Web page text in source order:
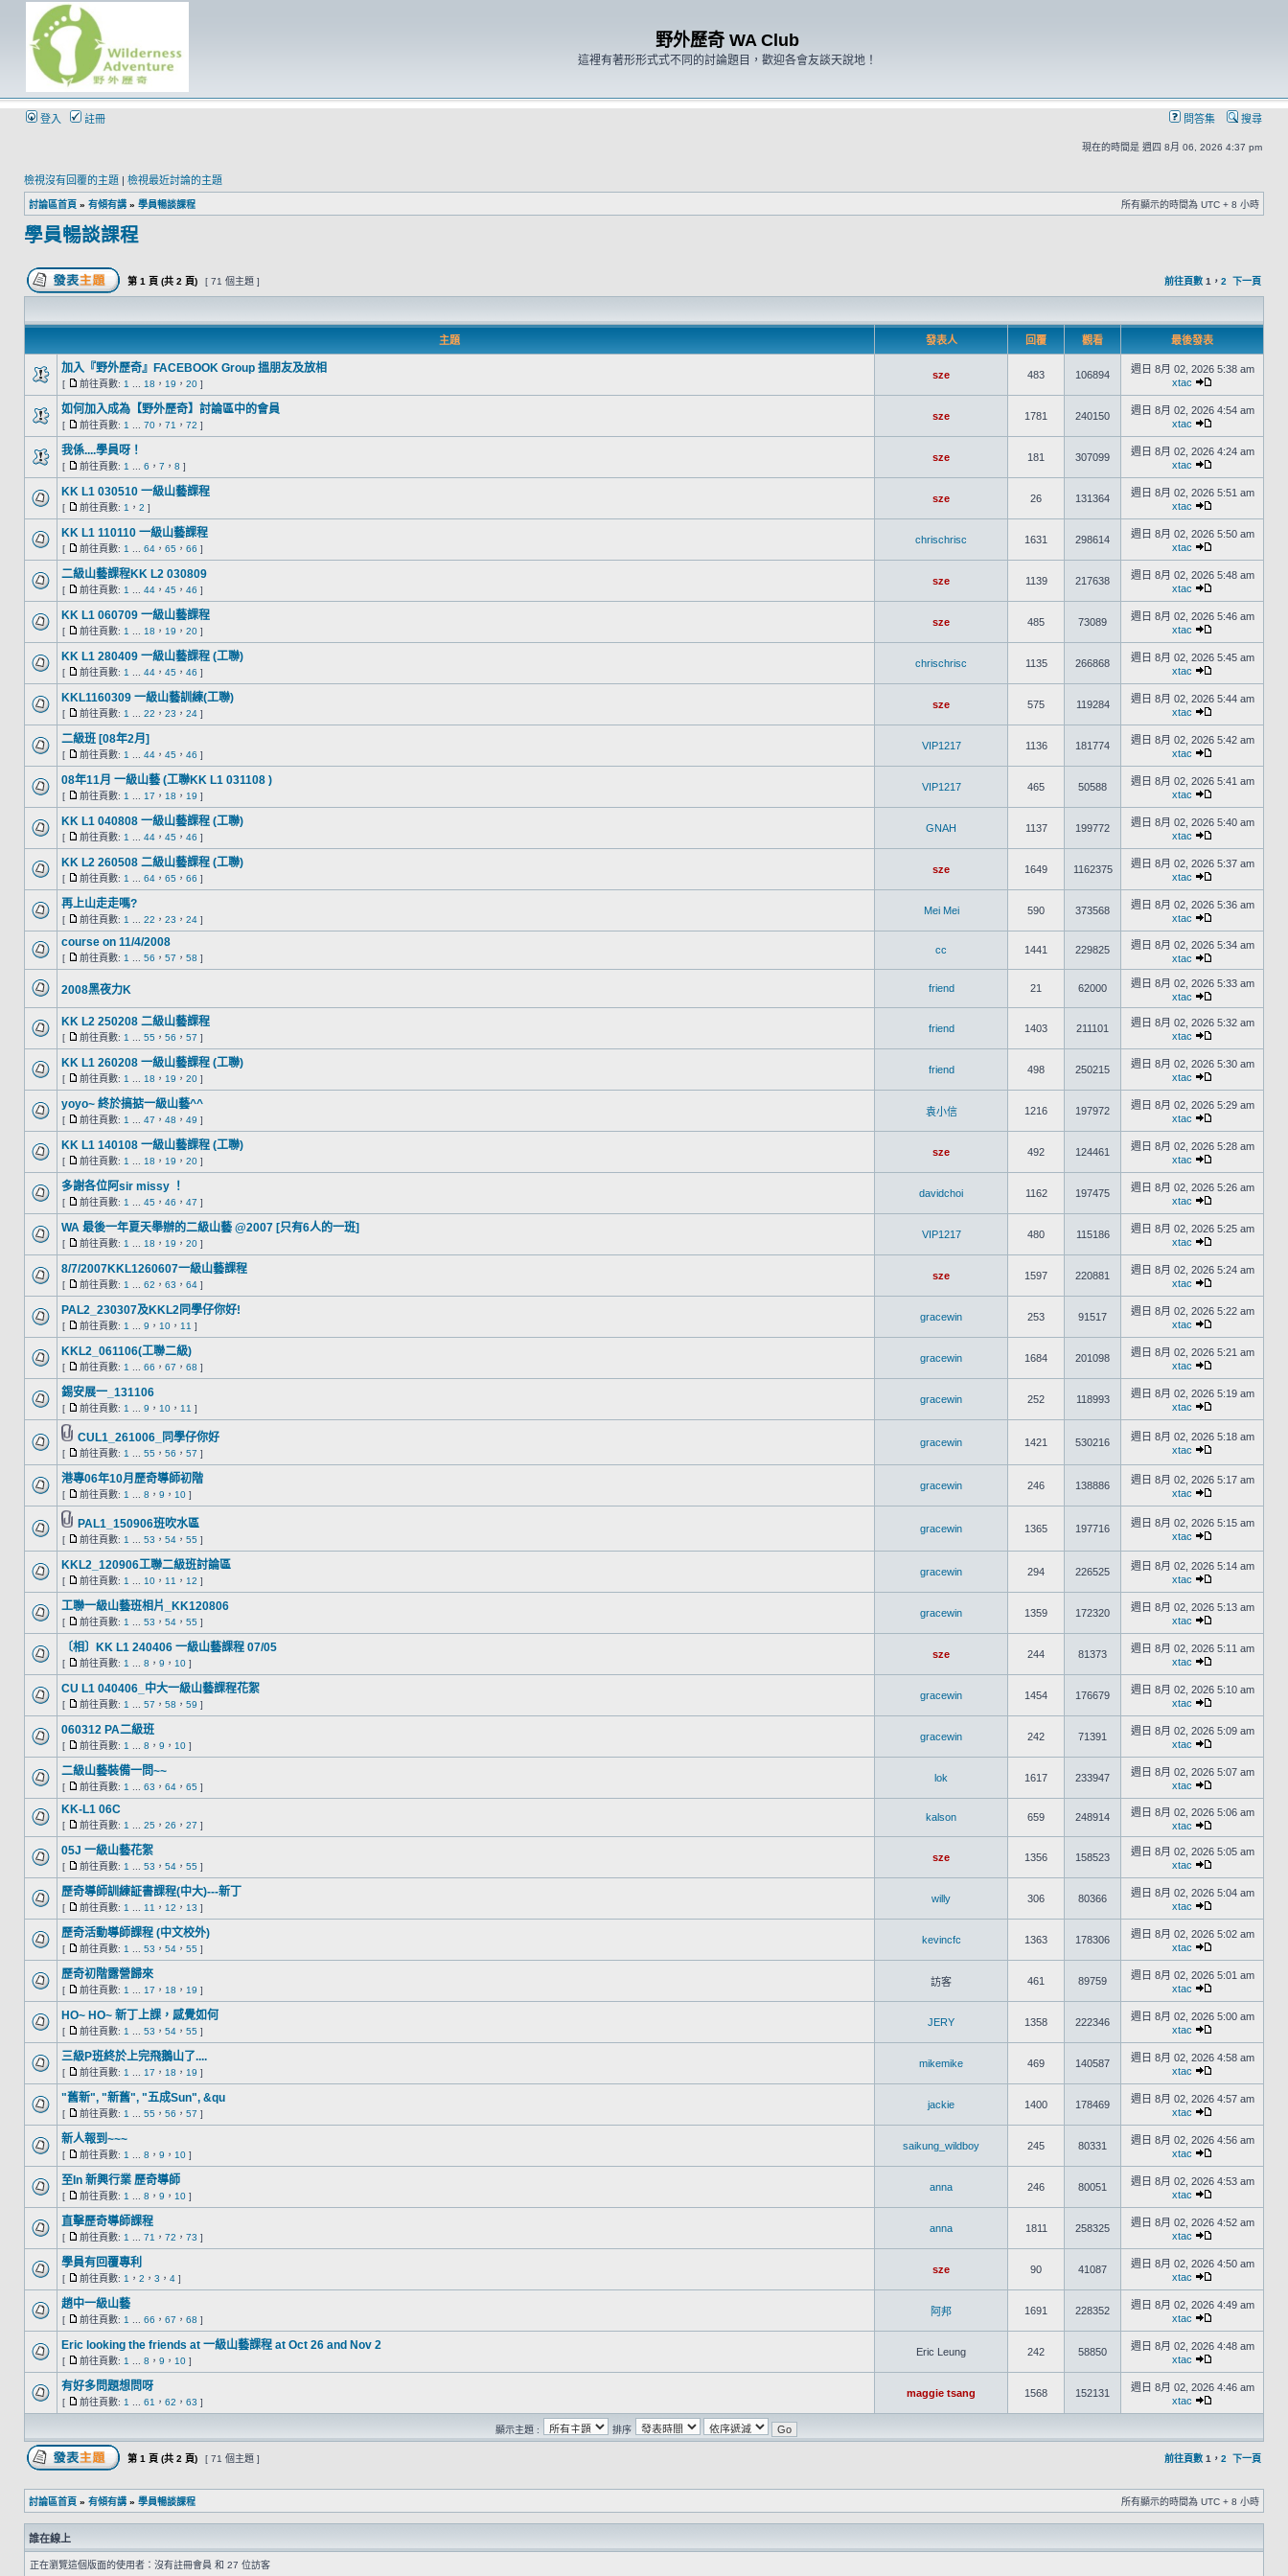
野外歷奇 WA Club
這裡有著形形式式不同的討論題目，歡迎各會友談天說地！
登入 註冊 問答集 搜尋
現在的時間是 週四 8月 06, 2026 4:37 pm
檢視沒有回覆的主題 | 檢視最近討論的主題
討論區首頁 » 有傾有講 » 學員暢談課程 所有顯示的時間為 UTC + 8 小時
學員暢談課程
第 1 頁 (共 2 頁) [ 71 個主題 ] 前往頁數 1 ， 2 下一頁
主題 發表人 回覆 觀看 最後發表
加入『野外歷奇』FACEBOOK Group 搵朋友及放相
[ 前往頁數: 1 18 ， 19 ， 20 ]
sze 483 106894
週日 8月 02, 2026 5:38 am
xtac
如何加入成為【野外歷奇】討論區中的會員
[ 前往頁數: 1 70 ， 71 ， 72 ]
sze 1781 240150
週日 8月 02, 2026 4:54 am
xtac
我係....學員呀！
[ 前往頁數: 1 6 ， 7 ， 8 ]
sze 181 307099
週日 8月 02, 2026 4:24 am
xtac
KK L1 030510 一級山藝課程
[ 前往頁數: 1 ， 2 ]
sze 26 131364
週日 8月 02, 2026 5:51 am
xtac
KK L1 110110 一級山藝課程
[ 前往頁數: 1 64 ， 65 ， 66 ]
chrischrisc 1631 298614
週日 8月 02, 2026 5:50 am
xtac
二級山藝課程KK L2 030809
[ 前往頁數: 1 44 ， 45 ， 46 ]
sze 1139 217638
週日 8月 02, 2026 5:48 am
xtac
KK L1 060709 一級山藝課程
[ 前往頁數: 1 18 ， 19 ， 20 ]
sze 485 73089
週日 8月 02, 2026 5:46 am
xtac
KK L1 280409 一級山藝課程 (工聯)
[ 前往頁數: 1 44 ， 45 ， 46 ]
chrischrisc 1135 266868
週日 8月 02, 2026 5:45 am
xtac
KKL1160309 一級山藝訓練(工聯)
[ 前往頁數: 1 22 ， 23 ， 24 ]
sze 575 119284
週日 8月 02, 2026 5:44 am
xtac
二級班 [08年2月]
[ 前往頁數: 1 44 ， 45 ， 46 ]
VIP1217 1136 181774
週日 8月 02, 2026 5:42 am
xtac
08年11月 一級山藝 (工聯KK L1 031108 )
[ 前往頁數: 1 17 ， 18 ， 19 ]
VIP1217 465 50588
週日 8月 02, 2026 5:41 am
xtac
KK L1 040808 一級山藝課程 (工聯)
[ 前往頁數: 1 44 ， 45 ， 46 ]
GNAH 1137 199772
週日 8月 02, 2026 5:40 am
xtac
KK L2 260508 二級山藝課程 (工聯)
[ 前往頁數: 1 64 ， 65 ， 66 ]
sze 1649 1162375
週日 8月 02, 2026 5:37 am
xtac
再上山走走嗎?
[ 前往頁數: 1 22 ， 23 ， 24 ]
Mei Mei 590 373568
週日 8月 02, 2026 5:36 am
xtac
course on 11/4/2008
[ 前往頁數: 1 56 ， 57 ， 58 ]
cc 1441 229825
週日 8月 02, 2026 5:34 am
xtac
2008黑夜力K friend 21 62000
週日 8月 02, 2026 5:33 am
xtac
KK L2 250208 二級山藝課程
[ 前往頁數: 1 55 ， 56 ， 57 ]
friend 1403 211101
週日 8月 02, 2026 5:32 am
xtac
KK L1 260208 一級山藝課程 (工聯)
[ 前往頁數: 1 18 ， 19 ， 20 ]
friend 498 250215
週日 8月 02, 2026 5:30 am
xtac
yoyo~ 終於搞掂一級山藝^^
[ 前往頁數: 1 47 ， 48 ， 49 ]
袁小信 1216 197972
週日 8月 02, 2026 5:29 am
xtac
KK L1 140108 一級山藝課程 (工聯)
[ 前往頁數: 1 18 ， 19 ， 20 ]
sze 492 124461
週日 8月 02, 2026 5:28 am
xtac
多謝各位阿sir missy ！
[ 前往頁數: 1 45 ， 46 ， 47 ]
davidchoi 1162 197475
週日 8月 02, 2026 5:26 am
xtac
WA 最後一年夏天舉辦的二級山藝 @2007 [只有6人的一班]
[ 前往頁數: 1 18 ， 19 ， 20 ]
VIP1217 480 115186
週日 8月 02, 2026 5:25 am
xtac
8/7/2007KKL1260607一級山藝課程
[ 前往頁數: 1 62 ， 63 ， 64 ]
sze 1597 220881
週日 8月 02, 2026 5:24 am
xtac
PAL2_230307及KKL2同學仔你好!
[ 前往頁數: 1 9 ， 10 ， 11 ]
gracewin 253 91517
週日 8月 02, 2026 5:22 am
xtac
KKL2_061106(工聯二級)
[ 前往頁數: 1 66 ， 67 ， 68 ]
gracewin 1684 201098
週日 8月 02, 2026 5:21 am
xtac
錫安展一_131106
[ 前往頁數: 1 9 ， 10 ， 11 ]
gracewin 252 118993
週日 8月 02, 2026 5:19 am
xtac
CUL1_261006_同學仔你好
[ 前往頁數: 1 55 ， 56 ， 57 ]
gracewin 1421 530216
週日 8月 02, 2026 5:18 am
xtac
港專06年10月歷奇導師初階
[ 前往頁數: 1 8 ， 9 ， 10 ]
gracewin 246 138886
週日 8月 02, 2026 5:17 am
xtac
PAL1_150906班吹水區
[ 前往頁數: 1 53 ， 54 ， 55 ]
gracewin 1365 197716
週日 8月 02, 2026 5:15 am
xtac
KKL2_120906工聯二級班討論區
[ 前往頁數: 1 10 ， 11 ， 12 ]
gracewin 294 226525
週日 8月 02, 2026 5:14 am
xtac
工聯一級山藝班相片_KK120806
[ 前往頁數: 1 53 ， 54 ， 55 ]
gracewin 1359 172320
週日 8月 02, 2026 5:13 am
xtac
〔相〕KK L1 240406 一級山藝課程 07/05
[ 前往頁數: 1 8 ， 9 ， 10 ]
sze 244 81373
週日 8月 02, 2026 5:11 am
xtac
CU L1 040406_中大一級山藝課程花絮
[ 前往頁數: 1 57 ， 58 ， 59 ]
gracewin 1454 176679
週日 8月 02, 2026 5:10 am
xtac
060312 PA二級班
[ 前往頁數: 1 8 ， 9 ， 10 ]
gracewin 242 71391
週日 8月 02, 2026 5:09 am
xtac
二級山藝裝備一問~~
[ 前往頁數: 1 63 ， 64 ， 65 ]
lok 1617 233947
週日 8月 02, 2026 5:07 am
xtac
KK-L1 06C
[ 前往頁數: 1 25 ， 26 ， 27 ]
kalson 659 248914
週日 8月 02, 2026 5:06 am
xtac
05J 一級山藝花絮
[ 前往頁數: 1 53 ， 54 ， 55 ]
sze 1356 158523
週日 8月 02, 2026 5:05 am
xtac
歷奇導師訓練証書課程(中大)---新丁
[ 前往頁數: 1 11 ， 12 ， 13 ]
willy 306 80366
週日 8月 02, 2026 5:04 am
xtac
歷奇活動導師課程 (中文校外)
[ 前往頁數: 1 53 ， 54 ， 55 ]
kevincfc 1363 178306
週日 8月 02, 2026 5:02 am
xtac
歷奇初階露營歸來
[ 前往頁數: 1 17 ， 18 ， 19 ]
訪客 461 89759
週日 8月 02, 2026 5:01 am
xtac
HO~ HO~ 新丁上課，感覺如何
[ 前往頁數: 1 53 ， 54 ， 55 ]
JERY 1358 222346
週日 8月 02, 2026 5:00 am
xtac
三級P班終於上完飛鵝山了....
[ 前往頁數: 1 17 ， 18 ， 19 ]
mikemike 469 140587
週日 8月 02, 2026 4:58 am
xtac
"舊新", "新舊", "五成Sun", &qu
[ 前往頁數: 1 55 ， 56 ， 57 ]
jackie 1400 178469
週日 8月 02, 2026 4:57 am
xtac
新人報到~~~
[ 前往頁數: 1 8 ， 9 ， 10 ]
saikung_wildboy 245 80331
週日 8月 02, 2026 4:56 am
xtac
至In 新興行業 歷奇導師
[ 前往頁數: 1 8 ， 9 ， 10 ]
anna 246 80051
週日 8月 02, 2026 4:53 am
xtac
直擊歷奇導師課程
[ 前往頁數: 1 71 ， 72 ， 73 ]
anna 1811 258325
週日 8月 02, 2026 4:52 am
xtac
學員有回覆專利
[ 前往頁數: 1 ， 2 ， 3 ， 4 ]
sze 90 41087
週日 8月 02, 2026 4:50 am
xtac
趙中一級山藝
[ 前往頁數: 1 66 ， 67 ， 68 ]
阿邦 1691 228352
週日 8月 02, 2026 4:49 am
xtac
Eric looking the friends at 一級山藝課程 at Oct 26 and Nov 2
[ 前往頁數: 1 8 ， 9 ， 10 ]
Eric Leung 242 58850
週日 8月 02, 2026 4:48 am
xtac
有好多問題想問呀
[ 前往頁數: 1 61 ， 62 ， 63 ]
maggie tsang 1568 152131
週日 8月 02, 2026 4:46 am
xtac
顯示主題 : 排序
第 1 頁 (共 2 頁) [ 71 個主題 ] 前往頁數 1 ， 2 下一頁
討論區首頁 » 有傾有講 » 學員暢談課程 所有顯示的時間為 UTC + 8 小時
誰在線上
正在瀏覽這個版面的使用者：沒有註冊會員 和 27 位訪客